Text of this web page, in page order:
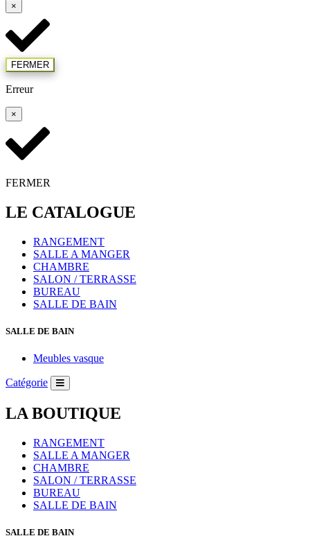
×
FERMER
Erreur
×
FERMER
LE CATALOGUE
RANGEMENT
SALLE A MANGER
CHAMBRE
SALON / TERRASSE
BUREAU
SALLE DE BAIN
SALLE DE BAIN
Meubles vasque
Catégorie
LA BOUTIQUE
RANGEMENT
SALLE A MANGER
CHAMBRE
SALON / TERRASSE
BUREAU
SALLE DE BAIN
SALLE DE BAIN